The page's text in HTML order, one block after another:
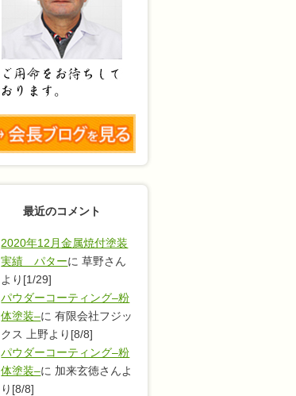
最近のコメント
2020年12月金属焼付塗装
実績 パターに 草野さん
より[1/29]
パウダーコーティング–粉
体塗装–に 有限会社フジッ
クス 上野より[8/8]
パウダーコーティング–粉
体塗装–に 加来玄徳さんよ
り[8/8]